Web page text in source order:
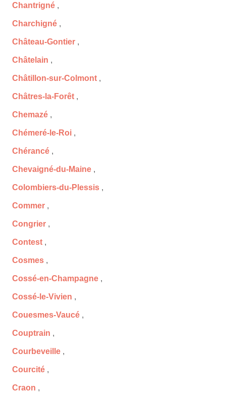
Chantrigné ,
Charchigné ,
Château-Gontier ,
Châtelain ,
Châtillon-sur-Colmont ,
Châtres-la-Forêt ,
Chemazé ,
Chémeré-le-Roi ,
Chérancé ,
Chevaigné-du-Maine ,
Colombiers-du-Plessis ,
Commer ,
Congrier ,
Contest ,
Cosmes ,
Cossé-en-Champagne ,
Cossé-le-Vivien ,
Couesmes-Vaucé ,
Couptrain ,
Courbeveille ,
Courcité ,
Craon ,